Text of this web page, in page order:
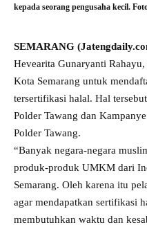
kepada seorang pengusaha kecil.
SEMARANG
Hevearita Gunaryanti
Kota Semarang untuk
tersertifikasi halal. Hal
Polder Tawang dan
Polder Tawang.
“Banyak negara-negara
produk-produk UMKM dari
Semarang. Oleh karena itu
agar mendapatkan sertifikasi
membutuhkan waktu dan